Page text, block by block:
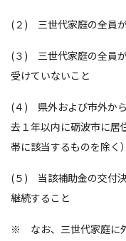
(２) 三世代家庭の全員
(３) 三世代家庭の全員
受けていないこと
(４) 県外および市外か
去１年以内に砺波市に居
帯に該当するものを除く）
(５) 当該補助金の交付
継続すること
※ なお、三世代家庭に